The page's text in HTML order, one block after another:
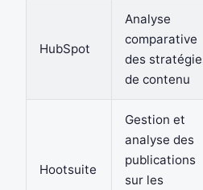
HubSpot
Analyse
comparative
des
de contenu
Hootsuite
Gestion et
analyse des
publications
sur les